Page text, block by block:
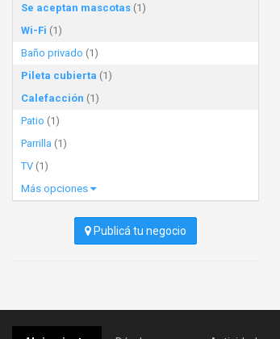
Se aceptan mascotas (1)
Wi-Fi (1)
Baño privado (1)
Pileta cubierta (1)
Calefacción (1)
Patio (1)
Parrilla (1)
TV (1)
Más opciones
Publicá tu negocio